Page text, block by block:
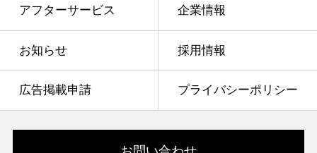
アフターサービス 企業情報
お知らせ 採用情報
広告掲載申請 プライバシーポリシー